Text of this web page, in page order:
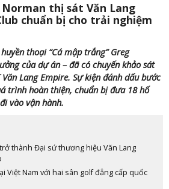
thị sát Văn Lang
chuẩn bị cho trải nghiệm
thoại “Cá mập trắng” Greg
của dự án – đã có chuyến khảo sát
Lang Empire. Sự kiện đánh dấu bước
trình hoàn thiện, chuẩn bị đưa 18 hố
vào vận hành.
thành Đại sứ thương hiệu Văn Lang
Việt Nam với hai sân golf đẳng cấp quốc